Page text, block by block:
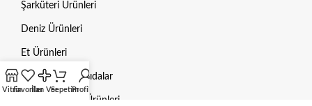
Şarküteri Ürünleri
Deniz Ürünleri
Et Ürünleri
Dondurulmuş Gıdalar
Hayvan Bakım Ürünleri
VitrinFavorilerİlan VerSepetimProfilim